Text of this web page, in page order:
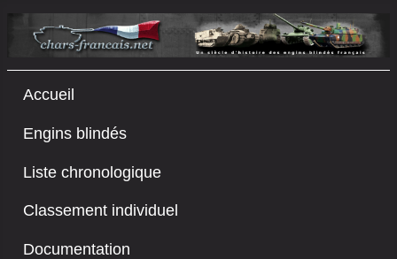
Accueil
Engins blindés
Liste chronologique
Classement individuel
Documentation